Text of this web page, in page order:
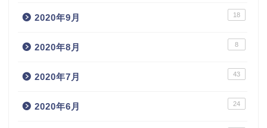
2020年9月 18
2020年8月 8
2020年7月 43
2020年6月 24